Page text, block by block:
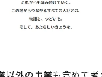
以外の事業も含めて考